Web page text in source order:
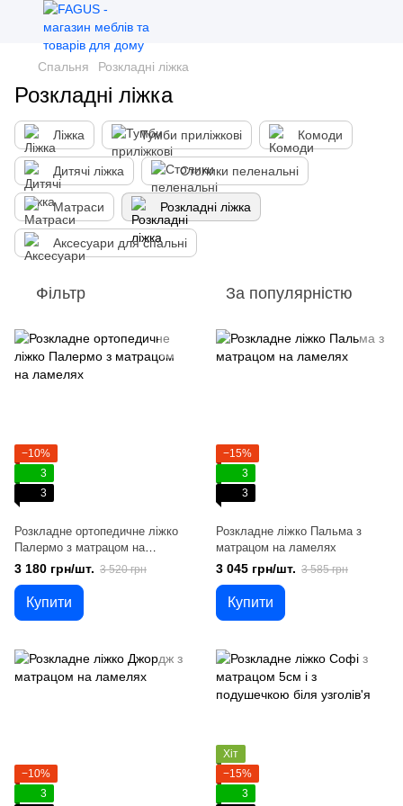
Спальня Розкладні ліжка
Розкладні ліжка
Ліжка Тумби приліжкові Комоди
Дитячі ліжка Столики пеленальні
Матраси Розкладні ліжка
Аксесуари для спальні
Фільтр За популярністю
−10%
3
3
Розкладне ортопедичне ліжко
Палермо з матрацом на
ламелях
3 180 грн/шт. 3 520 грн
Купити
−15%
3
3
Розкладне ліжко Пальма з
матрацом на ламелях
3 045 грн/шт. 3 585 грн
Купити
−10%
3
Хіт
−15%
3